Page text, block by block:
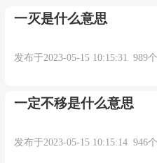
·赏誉》：“ 谢子微 见
渊，有二龙焉。’” 唐
公神道碑》：“荆枝擢秀
二龙，是为 贾 家之三
刘繇 兄弟。《三国志·
用 公山 ( 刘岱 )於前，
御二龙於长涂，骋騏驥
一灭是什么意思
发布于2023-05-15 10:15:31 989
一定不移是什么意思
发布于2023-05-15 10:15:14 946